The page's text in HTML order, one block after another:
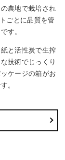
農地で栽培され
ごとに品質を管
す。
と活性炭で生搾
技術でじっくり
ケージの箱がお
。